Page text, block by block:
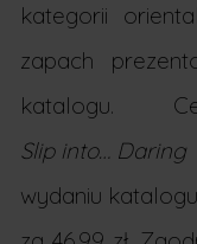
kategorii
zapach
katalogu.
Slip into… Daring
wydaniu